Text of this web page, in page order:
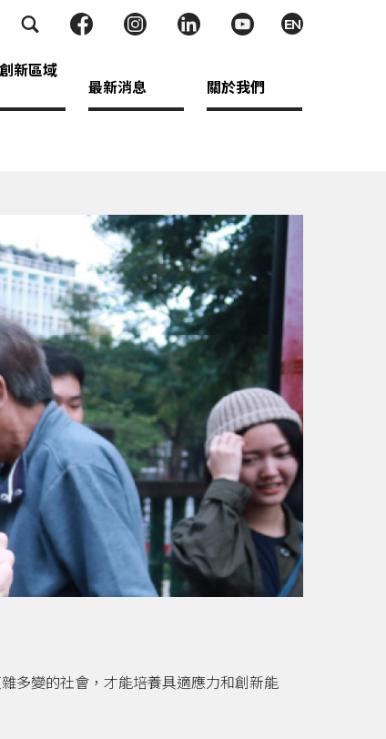
EN
新區域
最新消息 關於我們
多變的社會，才能培養具適應力和創新能